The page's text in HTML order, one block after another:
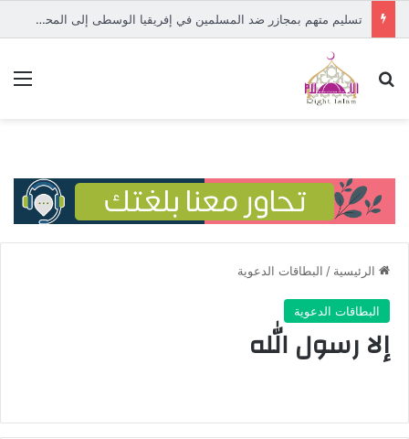
تسليم متهم بمجازر ضد المسلمين في إفريقيا الوسطى إلى المحكمة الدولية
بحث عن
الرئيسية / البطاقات الدعوية
البطاقات الدعوية
إلا رسول الله